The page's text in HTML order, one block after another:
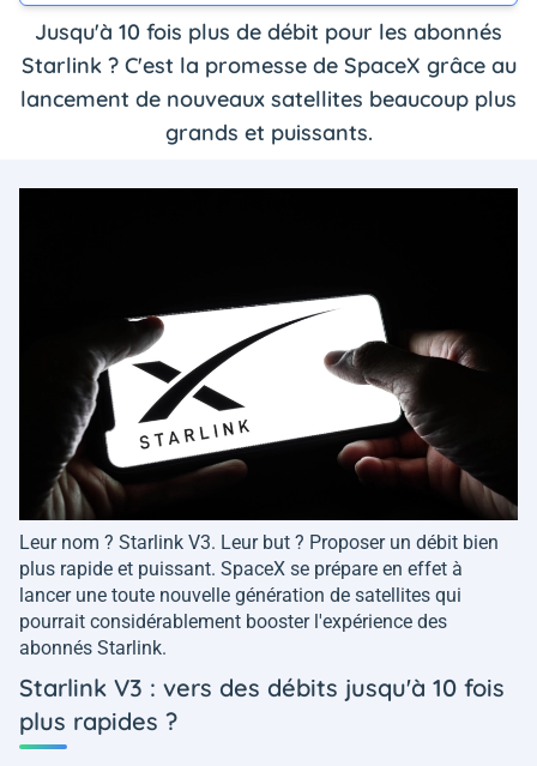
Jusqu'à 10 fois plus de débit pour les abonnés
Starlink ? C'est la promesse de SpaceX grâce au
lancement de nouveaux satellites beaucoup plus
grands et puissants.
Leur nom ? Starlink V3. Leur but ? Proposer un débit bien
plus rapide et puissant. SpaceX se prépare en effet à
lancer une toute nouvelle génération de satellites qui
pourrait considérablement booster l'expérience des
abonnés Starlink.
Starlink V3 : vers des débits jusqu'à 10 fois
plus rapides ?